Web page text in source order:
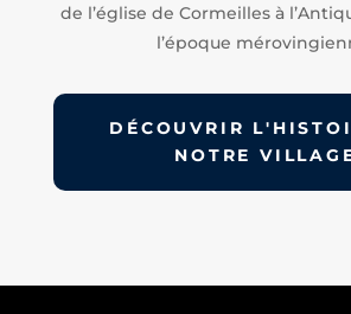
de l’église de Cormeilles à
l’époque
DÉCOUVRIR
NOTRE